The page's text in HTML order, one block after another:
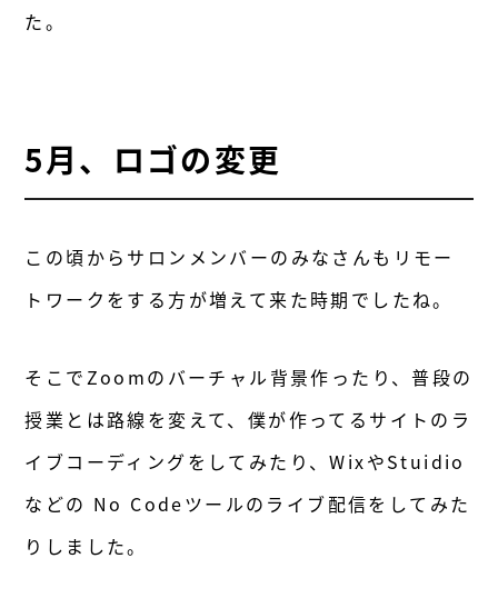
た。
5月、ロゴの変更
この頃からサロンメンバーのみなさんもリモー
トワークをする方が増えて来た時期でしたね。
そこでZoomのバーチャル背景作ったり、普段の
授業とは路線を変えて、僕が作ってるサイトのラ
イブコーディングをしてみたり、WixやStuidio
などの No Codeツールのライブ配信をしてみた
りしました。